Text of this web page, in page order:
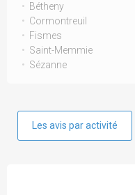
Bétheny
Cormontreuil
Fismes
Saint-Memmie
Sézanne
Les avis par activité